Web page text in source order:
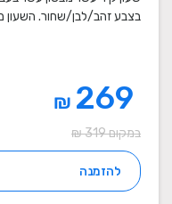
בצבע זהב/לבן/שחור. השעון
₪
במקום 319 ₪
להזמנה